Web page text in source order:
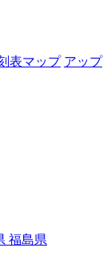
表マップ アップ
福島県